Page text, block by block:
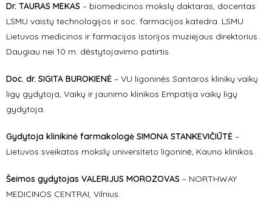
Dr. TAURAS MEKAS – biomedicinos mokslų daktaras, docentas
LSMU vaistų technologijos ir soc. farmacijos katedra. LSMU
Lietuvos medicinos ir farmacijos istorijos muziejaus direktorius.
Daugiau nei 10 m. dėstytojavimo patirtis.
Doc. dr. SIGITA BUROKIENĖ – VU ligoninės Santaros klinikų vaikų
ligų gydytoja, Vaikų ir jaunimo klinikos Empatija vaikų ligų
gydytoja.
Gydytoja klinikinė farmakologė SIMONA STANKEVIČIŪTĖ –
Lietuvos sveikatos mokslų universiteto ligoninė, Kauno klinikos.
Šeimos gydytojas VALERIJUS MOROZOVAS – NORTHWAY
MEDICINOS CENTRAI, Vilnius.